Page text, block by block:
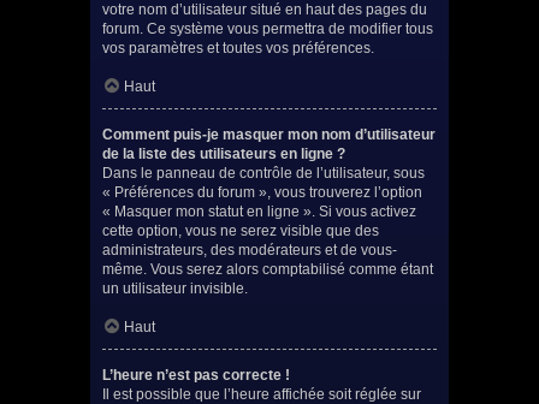
votre nom d’utilisateur situé en haut des pages du
forum. Ce système vous permettra de modifier tous
vos paramètres et toutes vos préférences.
Haut
Comment puis-je masquer mon nom d’utilisateur
de la liste des utilisateurs en ligne ?
Dans le panneau de contrôle de l’utilisateur, sous
« Préférences du forum », vous trouverez l’option
« Masquer mon statut en ligne ». Si vous activez
cette option, vous ne serez visible que des
administrateurs, des modérateurs et de vous-
même. Vous serez alors comptabilisé comme étant
un utilisateur invisible.
Haut
L’heure n’est pas correcte !
Il est possible que l’heure affichée soit réglée sur